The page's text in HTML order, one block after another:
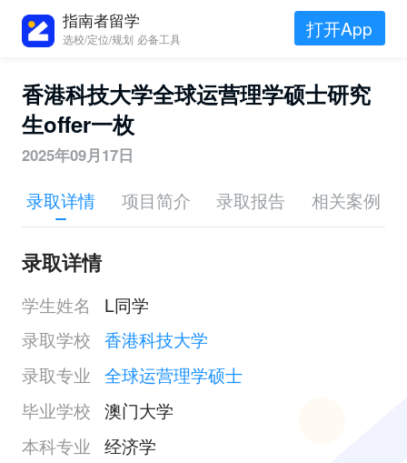
指南者留学
选校/定位/规划 必备工具 打开App
香港科技大学全球运营理学硕士研究
生offer一枚
2025年09月17日
录取详情 项目简介 录取报告 相关案例
录取详情
学生姓名
L同学
录取学校 香港科技大学
录取专业 全球运营理学硕士
毕业学校 澳门大学
本科专业 经济学